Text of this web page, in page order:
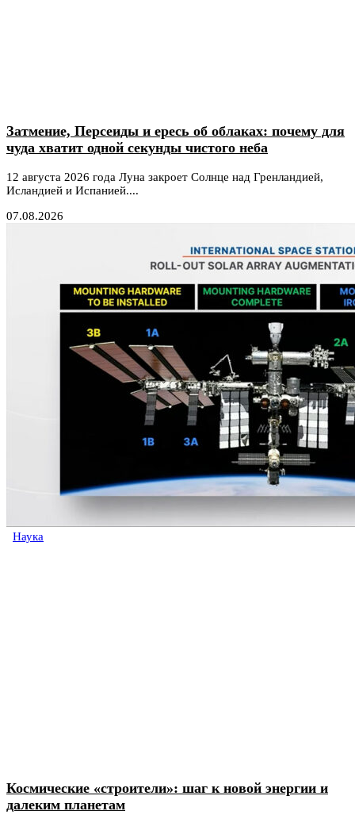
Затмение, Персеиды и ересь об облаках: почему для
чуда хватит одной секунды чистого неба
12 августа 2026 года Луна закроет Солнце над Гренландией,
Исландией и Испанией....
07.08.2026
Наука
Космические «строители»: шаг к новой энергии и
далеким планетам